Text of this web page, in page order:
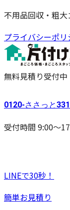
不用品回収・粗
プライバシーポ
無料見積り受付中
0120-ささっと
受付時間 9:00〜
LINEで30秒！
簡単お見積り